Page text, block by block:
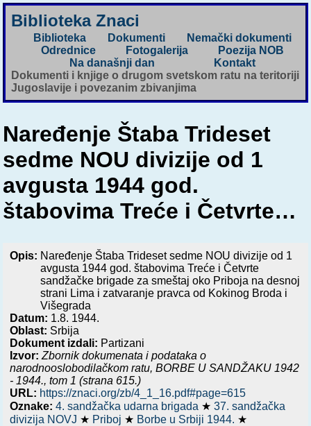
Biblioteka Znaci
Biblioteka Dokumenti
Nemački dokumenti
Odrednice
Fotogalerija
Poezija NOB
Na današnji dan
Kontakt
Dokumenti i knjige o drugom svetskom ratu na teritoriji
Jugoslavije i povezanim zbivanjima
Naređenje Štaba Trideset
sedme NOU divizije od 1
avgusta 1944 god.
štabovima Treće i Četvrte…
Opis: Naređenje Štaba Trideset sedme NOU divizije od 1
avgusta 1944 god. štabovima Treće i Četvrte
sandžačke brigade za smeštaj oko Priboja na desnoj
strani Lima i zatvaranje pravca od Kokinog Broda i
Višegrada
Datum: 1.8. 1944.
Oblast: Srbija
Dokument izdali: Partizani
Izvor: Zbornik dokumenata i podataka o
narodnooslobodilačkom ratu,BORBE U SANDŽAKU 1942
- 1944., tom 1 (strana 615.)
URL: https://znaci.org/zb/4_1_16.pdf#page=615
Oznake:4. sandžačka udarna brigada ★37. sandžačka
divizija NOVJ ★ Priboj ★ Borbe u Srbiji 1944. ★